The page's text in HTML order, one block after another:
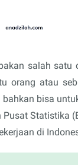
salah
orang atau
bisa
Statistika
di